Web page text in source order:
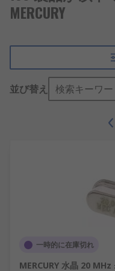
MERCURY
並び替え 検索キーワ
一時的に在庫切れ
MERCURY 水晶 20